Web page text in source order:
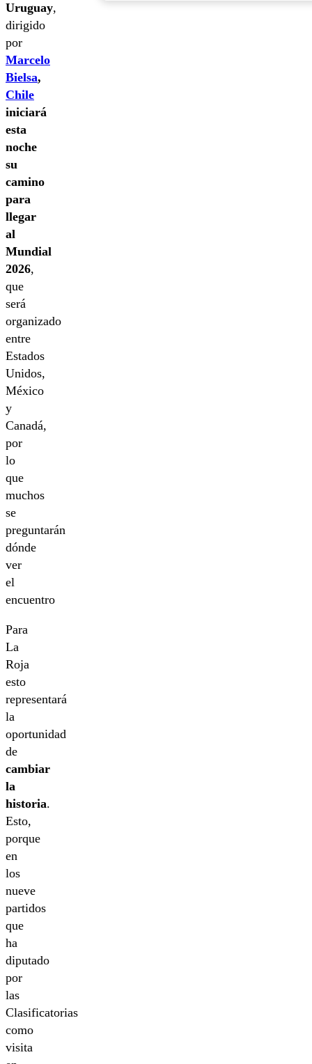
Uruguay,
dirigido
por
Marcelo
Bielsa,
Chile
iniciará
esta
noche
su
camino
para
llegar
al
Mundial
2026,
que
será
organizado
entre
Estados
Unidos,
México
y
Canadá,
por
lo
que
muchos
se
preguntarán
dónde
ver
el
encuentro
Para
La
Roja
esto
representará
la
oportunidad
de
cambiar
la
historia.
Esto,
porque
en
los
nueve
partidos
que
ha
diputado
por
las
Clasificatorias
como
visita